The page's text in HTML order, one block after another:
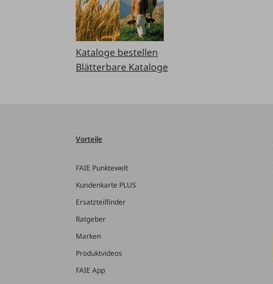
Kataloge bestellen
Blätterbare Kataloge
Vorteile
FAIE Punktewelt
Kundenkarte PLUS
Ersatzteilfinder
Ratgeber
Marken
Produktvideos
FAIE App